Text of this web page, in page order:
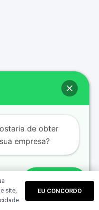
Premium
em PowerPoint
reuniões decisivas.
de obter
empresa?
Enviar
site,
EU CONCORDO